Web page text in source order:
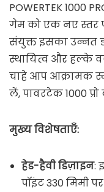
POWERTEK 1000
गेम को एक नए स्तर
संयुक्त इसका उन्नत
स्थायित्व और हल्के
चाहे आप आक्रामक
लें, पावरटेक 1000
मुख्य विशेषताएँ:
हेड-हैवी डिज़ाइन:
पॉइंट 330 मिमी